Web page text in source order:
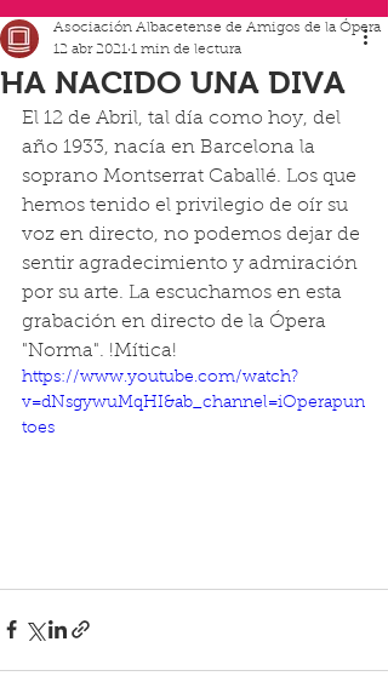
HA NACIDO UNA DIVA
Asociación Albacetense de Amigos de la Ópera
12 abr 2021 1 min de lectura
El 12 de Abril, tal día como hoy, del
año 1933, nacía en Barcelona la
soprano Montserrat Caballé. Los que
hemos tenido el privilegio de oír su
voz en directo, no podemos dejar de
sentir agradecimiento y admiración
por su arte. La escuchamos en esta
grabación en directo de la Ópera
"Norma". !Mítica!
https://www.youtube.com/watch?
v=dNsgywuMqHI&ab_channel=iOperapun
toes